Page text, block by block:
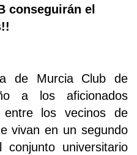
conseguirán el
de Murcia Club de
a los aficionados
entre los vecinos de
vivan en un segundo
universitario